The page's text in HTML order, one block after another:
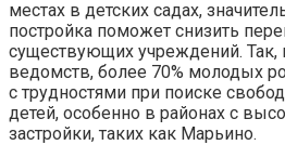
местах в детских садах,
постройка поможет снизить
существующих учреждений. Так,
ведомств, более 70% молодых
с трудностями при поиске
детей, особенно в районах с
застройки, таких как Марьино.